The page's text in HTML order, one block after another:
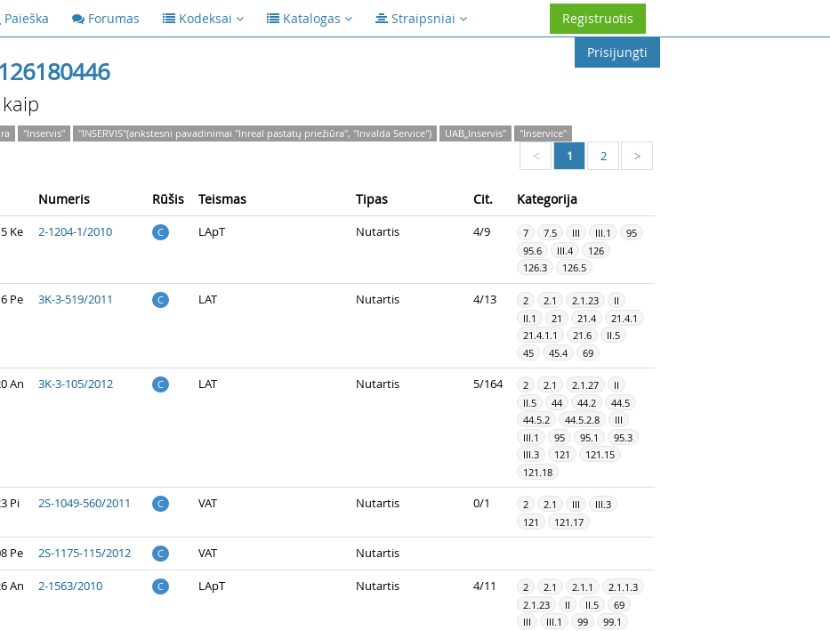
Paieška Forumas Kodeksai Katalogas Straipsniai
Registruotis
Prisijungti
126180446
"Inservis" "INSERVIS"(ankstesni pavadinimai "Inreal pastatų priežiūra", "Invalda Service") UAB„Inservis'' "Inservice"
< 1 2 >
Numeris Rūšis Teismas Tipas Cit. Kategorija
Ke 2-1204-1/2010 C LApT Nutartis 4/9 7 7.5 III III.1
95
95.6
III.4
126
126.3
126.5
Pe 3K-3-519/2011 C LAT Nutartis 4/13 2 2.1 2.1.23
II
II.1
21 21.4
21.4.1
21.4.1.1
21.6
II.5
45
45.4 69
An 3K-3-105/2012 C LAT Nutartis 5/164 2 2.1 2.1.27
II
II.5
44 44.2
44.5
44.5.2
44.5.2.8
III
III.1
95 95.1
95.3
III.3
121
121.15
121.18
Pi 2S-1049-560/2011 C VAT Nutartis 0/1 2 2.1 III
III.3
121
121.17
Pe 2S-1175-115/2012 C VAT Nutartis
An 2-1563/2010 C LApT Nutartis 4/11 2 2.1 2.1.1
2.1.1.3
2.1.23
II II.5
69
III
III.1 99
99.1